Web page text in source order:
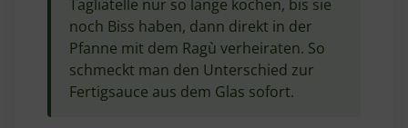
Tagliatelle nur so lange kochen, bis sie
noch Biss haben, dann direkt in der
Pfanne mit dem Ragù verheiraten. So
schmeckt man den Unterschied zur
Fertigsauce aus dem Glas sofort.